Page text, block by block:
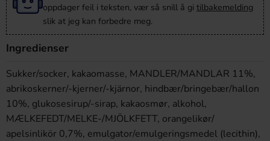
oppdager feil i teksten, vær så snill å gi tilbakemelding
slik at jeg kan forbedre meg.
Ingredienser
Sukker/socker, kakaomasse, MANDLER/MANDLAR 11%,
abrikoskerner/-kjerner/-kjärnor, hindbær/bringebær/hallon
10%, glukosesirup/-sirap, kakaosmør, alkohol,
MÆLKEFEDT/MELKE-/MJÖLKFETT, orangelikør/
apelsinlikör 0,7%, emulgator/emulgeringsmedel (lecithin),